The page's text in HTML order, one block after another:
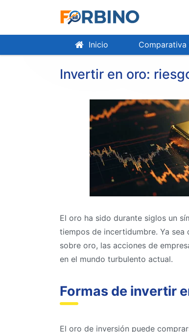
Inicio
Invertir en oro:
El oro ha sido durante siglos un
tiempos de incertidumbre. Ya
sobre oro, las acciones de
en el mundo turbulento actual.
Formas de invertir
El oro de inversión puede